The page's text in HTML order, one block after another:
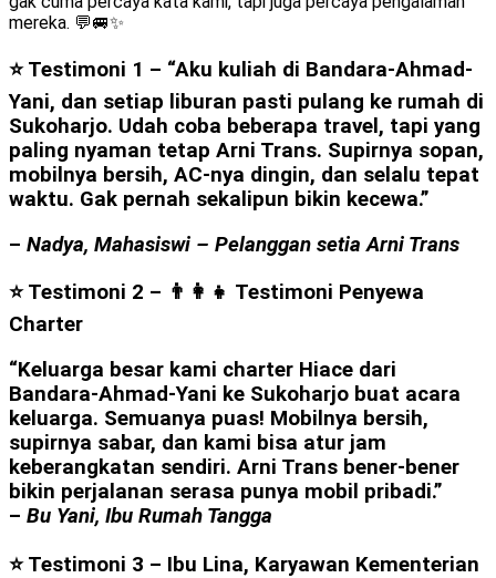
mereka. 💬🚐✨
⭐ Testimoni 1 – “Aku kuliah di Bandara-Ahmad-
Yani, dan setiap liburan pasti pulang ke rumah di
Sukoharjo. Udah coba beberapa travel, tapi yang
paling nyaman tetap Arni Trans. Supirnya sopan,
mobilnya bersih, AC-nya dingin, dan selalu tepat
waktu. Gak pernah sekalipun bikin kecewa.”
– Nadya, Mahasiswi – Pelanggan setia Arni Trans
⭐ Testimoni 2 – 👨‍👩‍👧 Testimoni Penyewa
Charter
“Keluarga besar kami charter Hiace dari
Bandara-Ahmad-Yani ke Sukoharjo buat acara
keluarga. Semuanya puas! Mobilnya bersih,
supirnya sabar, dan kami bisa atur jam
keberangkatan sendiri. Arni Trans bener-bener
bikin perjalanan serasa punya mobil pribadi.”
– Bu Yani, Ibu Rumah Tangga
⭐ Testimoni 3 – Ibu Lina, Karyawan Kementerian